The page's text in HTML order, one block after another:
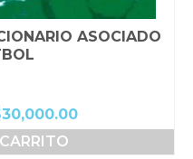
ASOCIADO
30,000.00El
precio